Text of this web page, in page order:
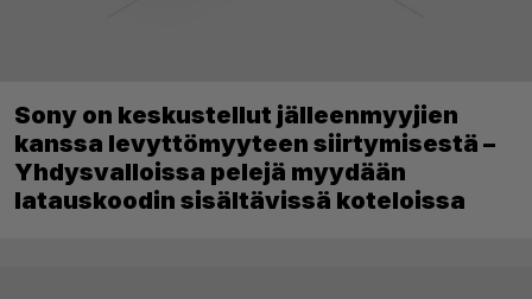
Sony on keskustellut jälleenmyyjien
kanssa levyttömyyteen siirtymisestä –
Yhdysvalloissa pelejä myydään
latauskoodin sisältävissä koteloissa